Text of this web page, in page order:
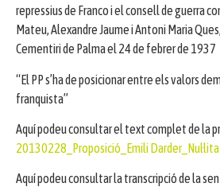
repressius de Franco i el consell de guerra
Mateu, Alexandre Jaume i Antoni Maria
Cementiri de Palma el 24 de febrer de 1937
“El PP s’ha de posicionar entre els valors
franquista”
Aquí podeu consultar el text complet de la
20130228_Proposició_Emili
Aquí podeu consultar la transcripció de la